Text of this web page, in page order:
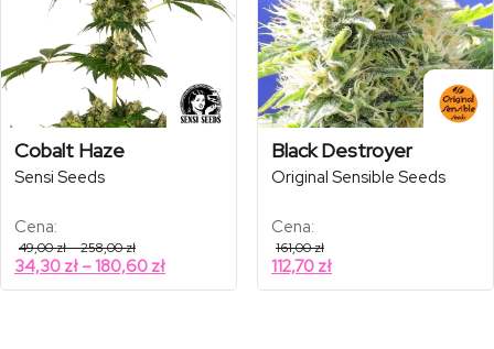
Cobalt Haze
Sensi Seeds
Cena:
49,00zł–258,00złZakres
cen:
od
49,00 zł
34,30 zł – 180,60 złZakres
cen:
Black Destroyer
Original Sensible Seeds
Cena:
161,00zł
112,70 zł